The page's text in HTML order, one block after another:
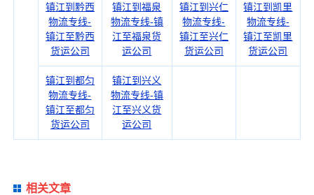
镇江到黔西
物流专线-
镇江至黔西
货运公司
镇江到福泉
物流专线-镇
江至福泉货
运公司
镇江到兴仁
物流专线-
镇江至兴仁
货运公司
镇江到凯里
物流专线-
镇江至凯里
货运公司
镇江到都匀
物流专线-
镇江至都匀
货运公司
镇江到兴义
物流专线-镇
江至兴义货
运公司
相关文章